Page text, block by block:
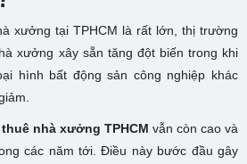
xưởng tại TPHCM là rất lớn, thị trường
xưởng xây sẵn tăng đột biến trong khi
hình bất động sản công nghiệp khác
nhà xưởng TPHCM vẫn còn cao và
các năm tới. Điều này bước đầu gây